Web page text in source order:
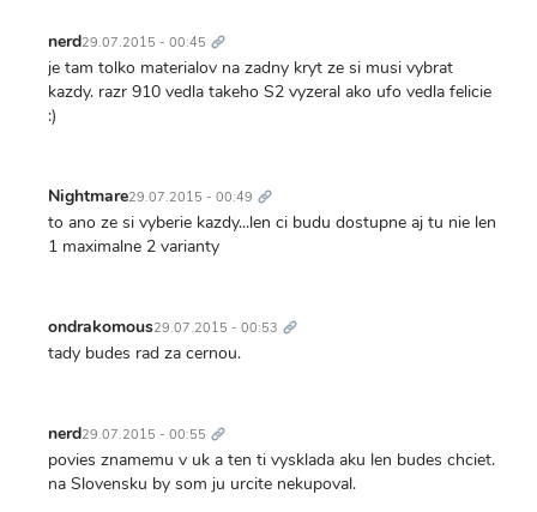
nerd29.07.2015 - 00:45 odkaz
je tam tolko materialov na zadny kryt ze si musi vybrat
kazdy. razr 910 vedla takeho S2 vyzeral ako ufo vedla felicie
:)
Nightmare29.07.2015 - 00:49 odkaz
to ano ze si vyberie kazdy...len ci budu dostupne aj tu nie len
1 maximalne 2 varianty
ondrakomous29.07.2015 - 00:53 odkaz
tady budes rad za cernou.
nerd29.07.2015 - 00:55 odkaz
povies znamemu v uk a ten ti vysklada aku len budes chciet.
na Slovensku by som ju urcite nekupoval.